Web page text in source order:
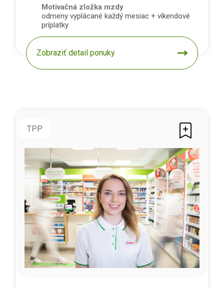
Motivačná zložka mzdy
odmeny vyplácané každý mesiac + víkendové
príplatky
Zobraziť detail ponuky
TPP